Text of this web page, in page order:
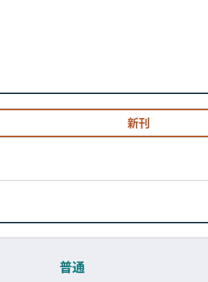
新刊
普通